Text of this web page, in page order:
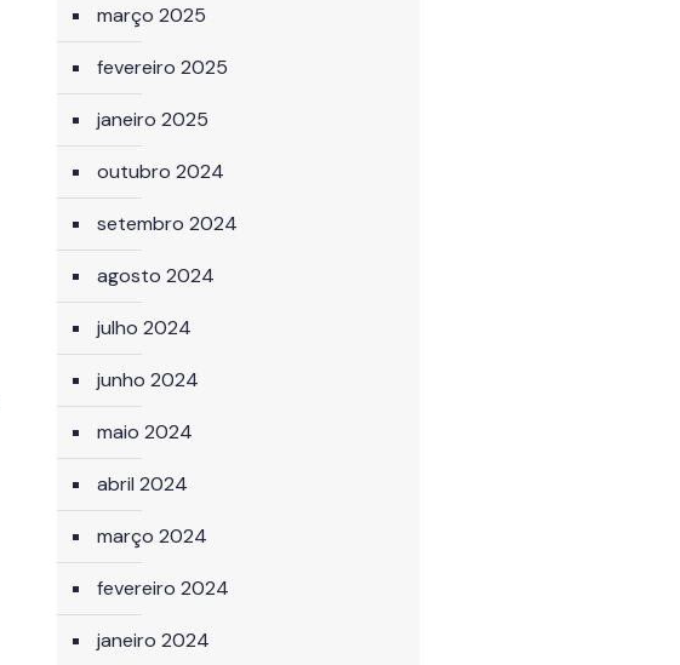
março 2025
fevereiro 2025
janeiro 2025
outubro 2024
setembro 2024
agosto 2024
julho 2024
junho 2024
maio 2024
abril 2024
março 2024
fevereiro 2024
janeiro 2024